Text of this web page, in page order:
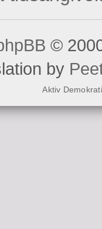
©
by
Aktiv Demokrati